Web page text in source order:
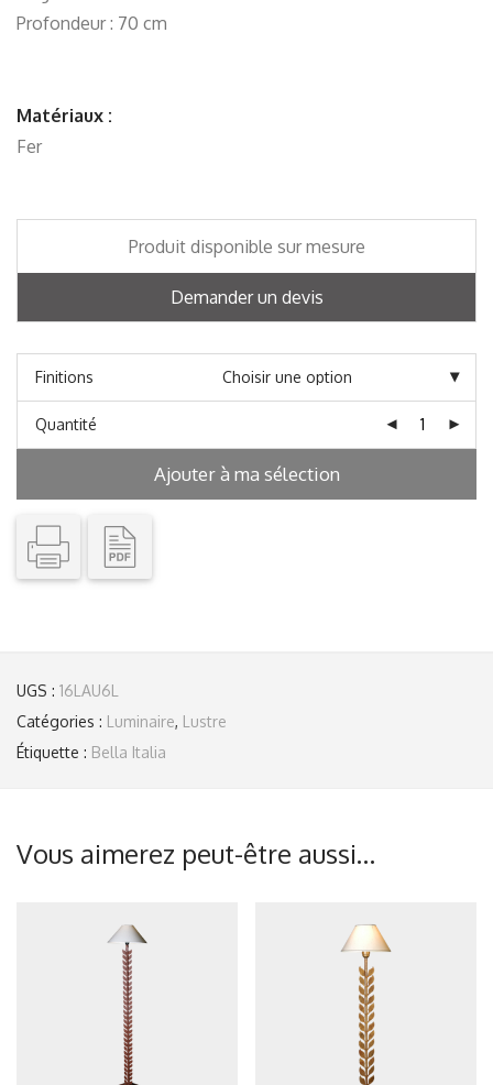
Profondeur : 70 cm
Matériaux :
Fer
Produit disponible sur mesure
Demander un devis
Finitions
Quantité
Ajouter à ma sélection
UGS : 16LAU6L
Catégories : Luminaire, Lustre
Étiquette : Bella Italia
Vous aimerez peut-être aussi…